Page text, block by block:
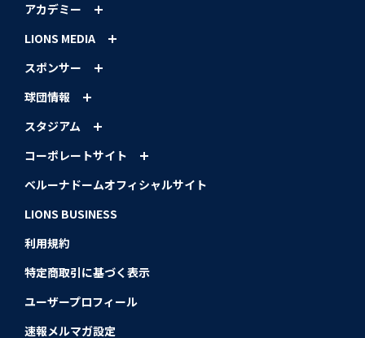
アカデミー
LIONS MEDIA
スポンサー
球団情報
スタジアム
コーポレートサイト
ベルーナドームオフィシャルサイト
LIONS BUSINESS
利用規約
特定商取引に基づく表示
ユーザープロフィール
速報メルマガ設定